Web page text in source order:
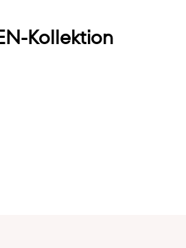
Kollektion